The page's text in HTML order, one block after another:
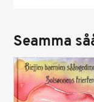
Seamma